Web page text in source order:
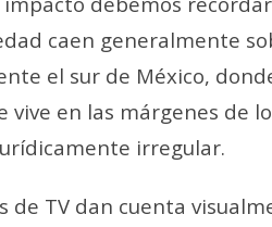
caen generalmente
el sur de México,
en las márgenes de
irregular.
de TV dan cuenta